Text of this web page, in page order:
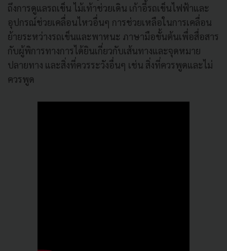
ถึงการดูแลรถเข็น ไม้เท้าช่วยเดิน เก้าอี้รถเข็นไฟฟ้าและ
อุปกรณ์ช่วยเคลื่อนไหวอื่นๆ การช่วยเหลือในการเคลื่อน
ย้ายระหว่างรถเข็นและพาหนะ ภาษามือขั้นต้นเพื่อสื่อสาร
กับผู้พิการทางการได้ยินเกี่ยวกับเส้นทางและจุดหมาย
ปลายทาง และสิ่งที่ควรระวังอื่นๆ เช่น สิ่งที่ควรพูดและไม่
ควรพูด